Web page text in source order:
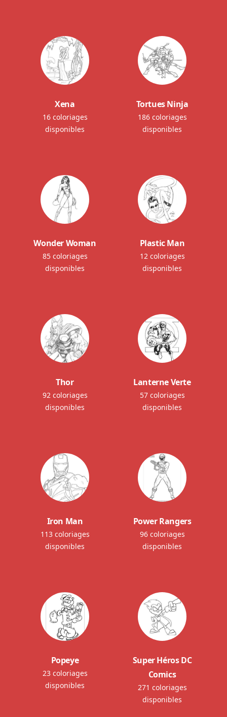
Xena
16 coloriages
disponibles
Tortues Ninja
186 coloriages
disponibles
Wonder Woman
85 coloriages
disponibles
Plastic Man
12 coloriages
disponibles
Thor
92 coloriages
disponibles
Lanterne Verte
57 coloriages
disponibles
Iron Man
113 coloriages
disponibles
Power Rangers
96 coloriages
disponibles
Popeye
23 coloriages
disponibles
Super Héros DC
Comics
271 coloriages
disponibles